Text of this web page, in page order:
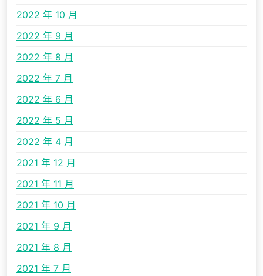
2022 年 10 月
2022 年 9 月
2022 年 8 月
2022 年 7 月
2022 年 6 月
2022 年 5 月
2022 年 4 月
2021 年 12 月
2021 年 11 月
2021 年 10 月
2021 年 9 月
2021 年 8 月
2021 年 7 月